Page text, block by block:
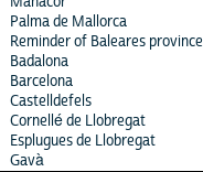
Palma de Mallorca
Reminder of Baleares province
Badalona
Barcelona
Castelldefels
Cornellé de Llobregat
Esplugues de Llobregat
Gavà